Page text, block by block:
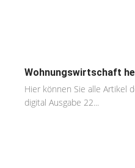
Wohnungswirtschaft
Hier können Sie alle Artikel
digital Ausgabe 22...